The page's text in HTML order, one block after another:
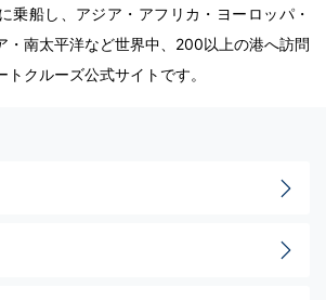
乗船し、アジア・アフリカ・ヨーロッパ・
・南太平洋など世界中、200以上の港へ訪問
クルーズ公式サイトです。